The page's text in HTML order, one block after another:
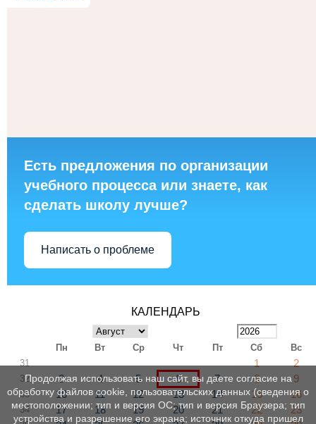
Есть предложения по организации
учебного процесса или знаете, как
сделать школу лучше?
Написать о проблеме
КАЛЕНДАРЬ
Пн Вт Ср Чт Пт Сб
Вс
31
1 2
32 3 4 5 6 7 8 9
33 10 11 12 13 14 15 16
34 17 18 19 20 21 22 23
Продолжая использовать наш сайт, вы даете согласие на
обработку файлов cookie, пользовательских данных (сведения о
местоположении; тип и версия ОС; тип и версия Браузера; тип
устройства и разрешение его экрана; источник откуда пришел